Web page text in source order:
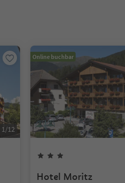
1/12
Online buchbar
Hotel Moritz